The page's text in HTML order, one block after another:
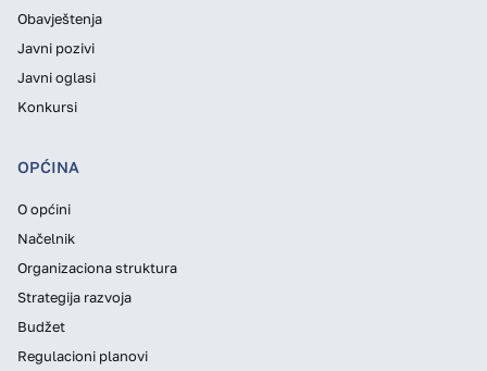
Obavještenja
Javni pozivi
Javni oglasi
Konkursi
OPĆINA
O općini
Načelnik
Organizaciona struktura
Strategija razvoja
Budžet
Regulacioni planovi